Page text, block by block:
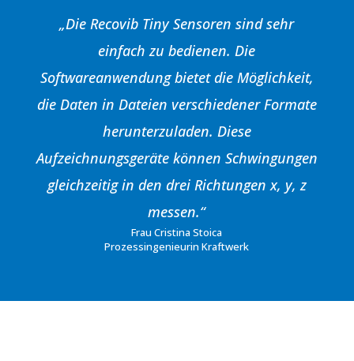
„Die Recovib Tiny Sensoren sind sehr
einfach zu bedienen. Die
Softwareanwendung bietet die Möglichkeit,
die Daten in Dateien verschiedener Formate
herunterzuladen. Diese
Aufzeichnungsgeräte können Schwingungen
gleichzeitig in den drei Richtungen x, y, z
messen.“
Frau Cristina Stoica
Prozessingenieurin Kraftwerk